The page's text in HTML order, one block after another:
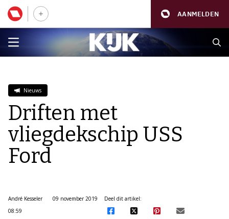
AANMELDEN
Nieuws
Driften met
vliegdekschip USS
Ford
André Kesseler
09 november 2019
08:59
Deel dit artikel: